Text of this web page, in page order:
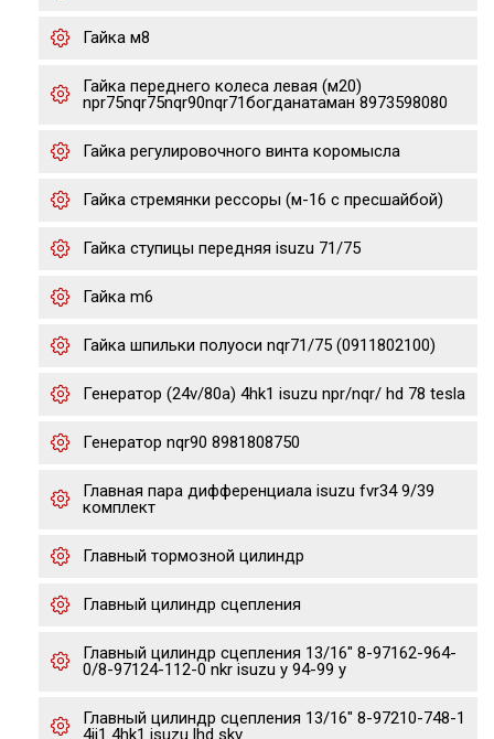
Гайка м8
Гайка переднего колеса левая (м20)
npr75nqr75nqr90nqr71богданатаман 8973598080
Гайка регулировочного винта коромысла
Гайка стремянки рессоры (м-16 с пресшайбой)
Гайка ступицы передняя isuzu 71/75
Гайка m6
Гайка шпильки полуоси nqr71/75 (0911802100)
Генератор (24v/80a) 4hk1 isuzu npr/nqr/ hd 78 tesla
Генератор nqr90 8981808750
Главная пара дифференциала isuzu fvr34 9/39
комплект
Главный тормозной цилиндр
Главный цилиндр сцепления
Главный цилиндр сцепления 13/16" 8-97162-964-
0/8-97124-112-0 nkr isuzu y 94-99 y
Главный цилиндр сцепления 13/16" 8-97210-748-1
4jj1 4hk1 isuzu lhd skv